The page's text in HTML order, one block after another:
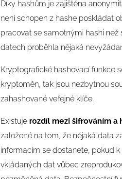
Díky hashům je zajištěna
není schopen z hashe poskládat
pracovat se samotnými hashi
datech proběhla nějaká
Kryptografické hashovací funkce
kryptoměn, tak jsou nezbytnou
zahashované veřejné klíče.
Existuje rozdíl mezi šifrováním a
založené na tom, že nějaká data
informacím se dostanete, pokud
vkládaných dat vůbec